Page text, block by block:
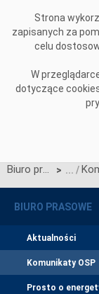
Strona
zapisanych za
celu
W
dotyczące
Biuro prasowe >
BIURO PRASOWE
Aktualności
Komunikaty OSP
Prosto o